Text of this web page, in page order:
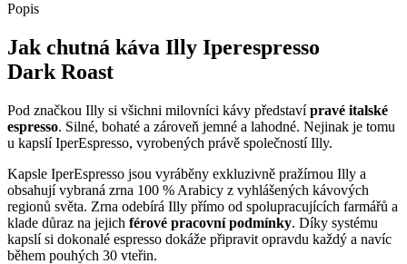
Popis
Jak chutná káva Illy Iperespresso
Dark Roast
Pod značkou Illy si všichni milovníci kávy představípravé italské
espresso. Silné, bohaté a zároveň jemné a lahodné. Nejinak je tomu
u kapslí IperEspresso, vyrobených právě společností Illy.
Kapsle IperEspresso jsou vyráběny exkluzivně pražírnou Illy a
obsahují vybraná zrna 100 % Arabicy z vyhlášených kávových
regionů světa. Zrna odebírá Illy přímo od spolupracujících farmářů a
klade důraz na jejich férové pracovní podmínky. Díky systému
kapslí si dokonalé espresso dokáže připravit opravdu každý a navíc
během pouhých 30 vteřin.